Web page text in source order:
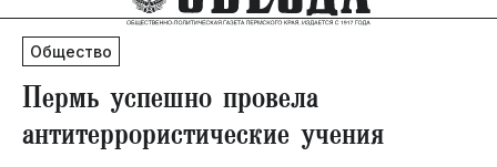
80 лет Победы
Молодежная столица РФ
СВО
Социальная поддержка
Общество
Пермь успешно провела
антитеррористические учения